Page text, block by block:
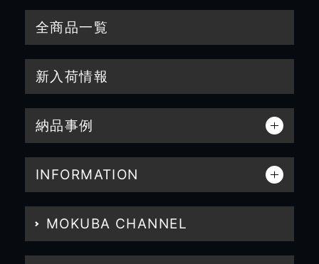
全商品一覧
新入荷情報
納品事例
INFORMATION
MOKUBA CHANNEL